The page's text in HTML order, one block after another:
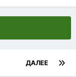
ДАЛЕЕ